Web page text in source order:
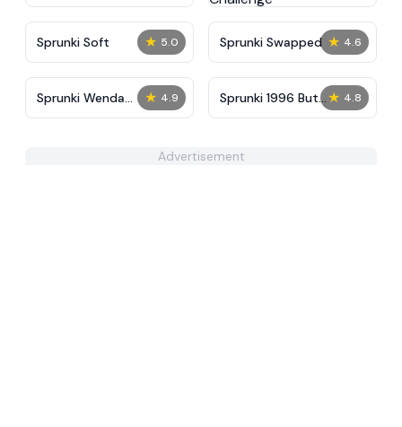
Tunner
Challenge
★ 5.0
Sprunki Soft ★ 4.6
Sprunki Swapped
★ 4.9
Sprunki Wenda
Treatment Reimagined
★ 4.8
Sprunki 1996 But
Pyramixed
Advertisement